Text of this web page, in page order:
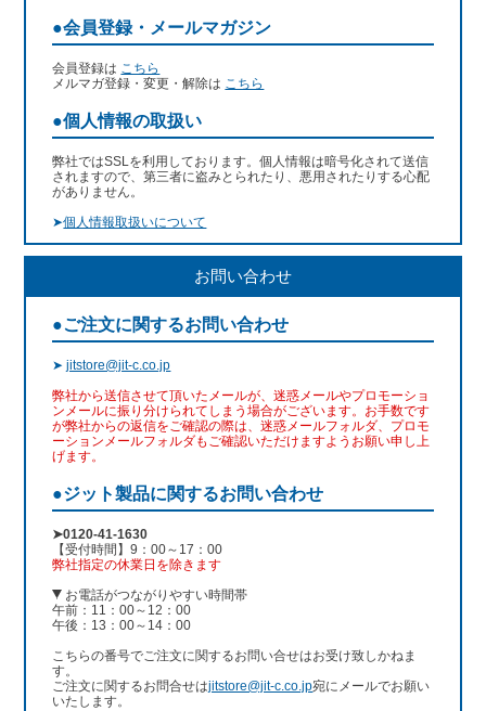
●会員登録・メールマガジン
会員登録は こちら
メルマガ登録・変更・解除は こちら
●個人情報の取扱い
弊社ではSSLを利用しております。個人情報は暗号化されて送信
されますので、第三者に盗みとられたり、悪用されたりする心配
がありません。
➤個人情報取扱いについて
お問い合わせ
●ご注文に関するお問い合わせ
➤jitstore@jit-c.co.jp
弊社から送信させて頂いたメールが、迷惑メールやプロモーショ
ンメールに振り分けられてしまう場合がございます。お手数です
が弊社からの返信をご確認の際は、迷惑メールフォルダ、プロモ
ーションメールフォルダもご確認いただけますようお願い申し上
げます。
●ジット製品に関するお問い合わせ
➤0120-41-1630
【受付時間】9：00～17：00
弊社指定の休業日を除きます
お電話がつながりやすい時間帯
午前：11：00～12：00
午後：13：00～14：00
こちらの番号でご注文に関するお問い合せはお受け致しかねま
す。
ご注文に関するお問合せはjitstore@jit-c.co.jp宛にメールでお願い
いたします。